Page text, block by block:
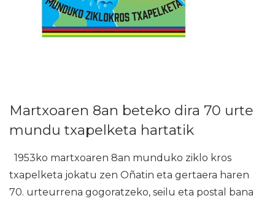
Martxoaren 8an beteko dira 70 urte
mundu txapelketa hartatik
1953ko martxoaren 8an munduko ziklo kros
txapelketa jokatu zen Oñatin eta gertaera haren
70. urteurrena gogoratzeko, seilu eta postal bana